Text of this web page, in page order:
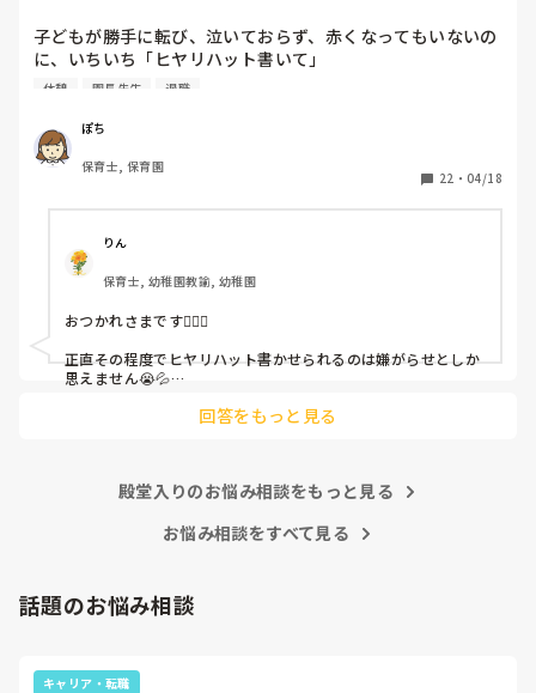
子どもが勝手に転び、泣いておらず、赤くなってもいないの
に、いちいち「ヒヤリハット書いて」
と書かされ
（そう言う本人は書かない）
しかも、上司に↑この内容でも
ちゃんと考えて対策を練って書き込むようにと。
呼ばれて一緒に対策を考えさせられること多数
これだけで30〜40分拘束されて辛いです
皆さんの園はどうですか?
休憩 園長先生 退職
ぽち
保育士, 保育園
22 ・ 04/18
りん
保育士, 幼稚園教諭, 幼稚園
おつかれさまです🙇🏻‍♀️
正直その程度でヒヤリハット書かせられるのは嫌がらせとしか
思えません😭💦
回答をもっと見る
殿堂入りのお悩み相談をもっと見る
お悩み相談をすべて見る
話題のお悩み相談
キャリア・転職